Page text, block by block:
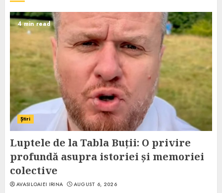
4 min read
Știri
Luptele de la Tabla Buții: O privire
profundă asupra istoriei și memoriei
colective
AVASILOAIEI IRINA AUGUST 6, 2026